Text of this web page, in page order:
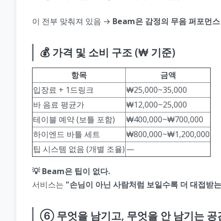
이 전부 맞춰져 있음 → Beam은 감정의 무음 퍼포먼
💰 가격 및 소비 구조 (₩ 기준)
항목
금액
입장료 + 1드링크
₩25,000~35,000
바 음료 평균가
₩12,000~25,000
테이블 예약 (보틀 포함)
₩400,000~₩700,000
하이엔드 바틀 세트
₩800,000~₩1,200,000
팁 시스템 없음 (개별 조율) —
💡 Beam은 팁이 없다.
서비스는 "손님이 아닌 사람처럼 보일수록 더 대접받
⑥ 무엇을 남기고, 무엇을 안 남기는 공